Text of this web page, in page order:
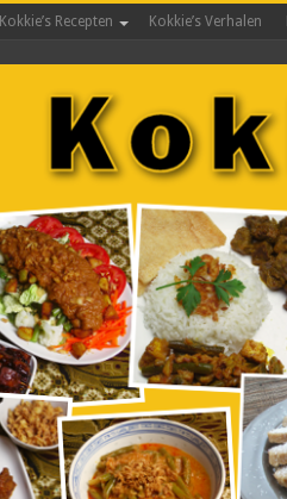
Kokkie’s Recepten Kokkie’s Verhalen